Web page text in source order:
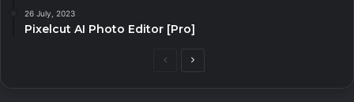
26 July, 2023
Pixelcut AI Photo Editor [Pro]
PreviousNext